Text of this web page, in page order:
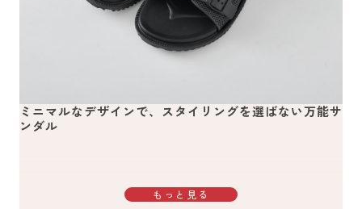
ミニマルなデザインで、スタイリングを選ばない万能サ
ンダル
もっと見る